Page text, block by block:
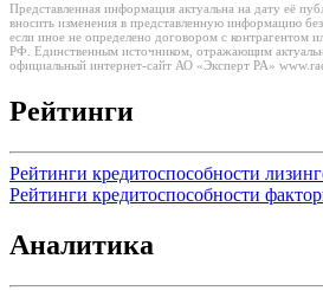
Представленная информация актуальна на дату её
вносить изменения в представленную информацию
если иное не определено договором с контрагентом
РФ. Единственным источником, отражающим
официальный интернет-сайт АО «Эксперт РА»
Рейтинги
Рейтинги кредитоспособности
Рейтинги кредитоспособности
Аналитика